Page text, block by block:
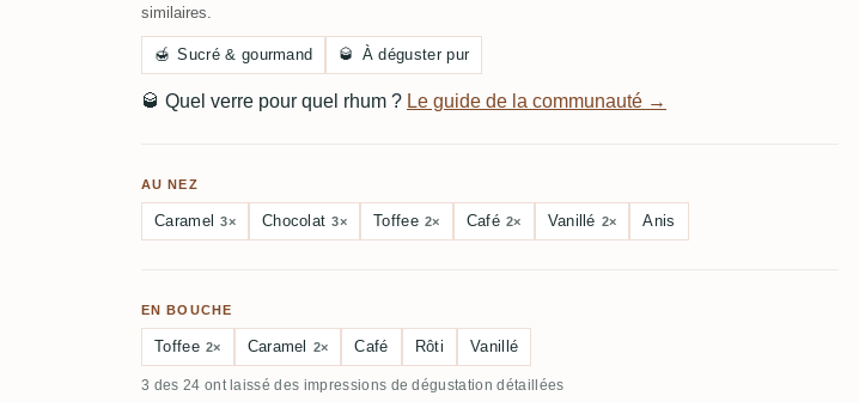
similaires.
🍯 Sucré & gourmand 🥃 À déguster pur
🥃 Quel verre pour quel rhum ? Le guide de la communauté →
AU NEZ
Caramel 3× Chocolat 3× Toffee 2× Café 2× Vanillé 2× Anis
EN BOUCHE
Toffee 2× Caramel 2× Café Rôti Vanillé
3 des 24 ont laissé des impressions de dégustation détaillées